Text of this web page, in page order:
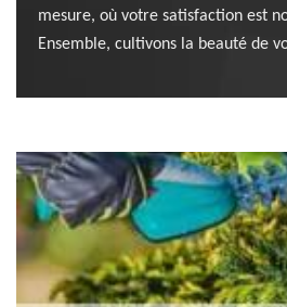
mesure, où votre satisfaction est
Ensemble, cultivons la beauté de